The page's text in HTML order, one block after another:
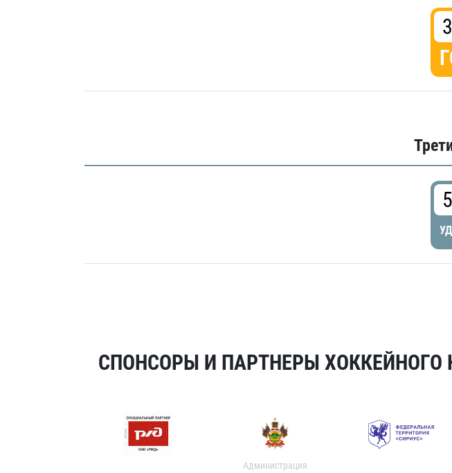
СПОНСОРЫ И ПАРТНЕРЫ ХОККЕЙНОГО
Администрация